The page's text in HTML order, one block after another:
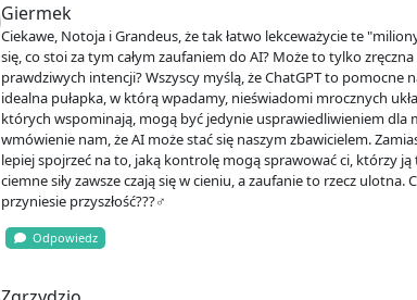
Giermek
Ciekawe, Notoja i Grandeus, że tak łatwo lekceważycie te
się, co stoi za tym całym zaufaniem do AI? Może to tylko
prawdziwych intencji? Wszyscy myślą, że ChatGPT to pomocne
idealna pułapka, w którą wpadamy, nieświadomi mrocznych
których wspominają, mogą być jedynie usprawiedliwieniem dla
wmówienie nam, że AI może stać się naszym zbawicielem.
lepiej spojrzeć na to, jaką kontrolę mogą sprawować ci, którzy
ciemne siły zawsze czają się w cieniu, a zaufanie to rzecz
przyniesie przyszłość???️‍♂️
Odpowiedz